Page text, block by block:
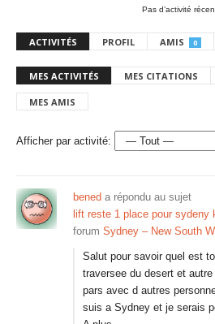
Pas d’activité
ACTIVITÉS PROFIL AMIS 0
MES ACTIVITÉS MES CITATIONS
MES AMIS
Afficher par activité:
bened a répondu au sujet
lift reste 1 place pour sydeny
forum Sydney – New South
Salut pour savoir quel est
traversee du desert et
pars avec d autres
suis a Sydney et je serais